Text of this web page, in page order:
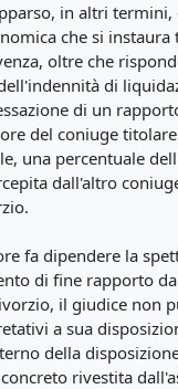
in altri termini,
che si instaura
oltre che
di
di un
del coniuge
una percentuale
dall'altro
fa dipendere la
di fine rapporto
il giudice non
a sua
della
rivestita